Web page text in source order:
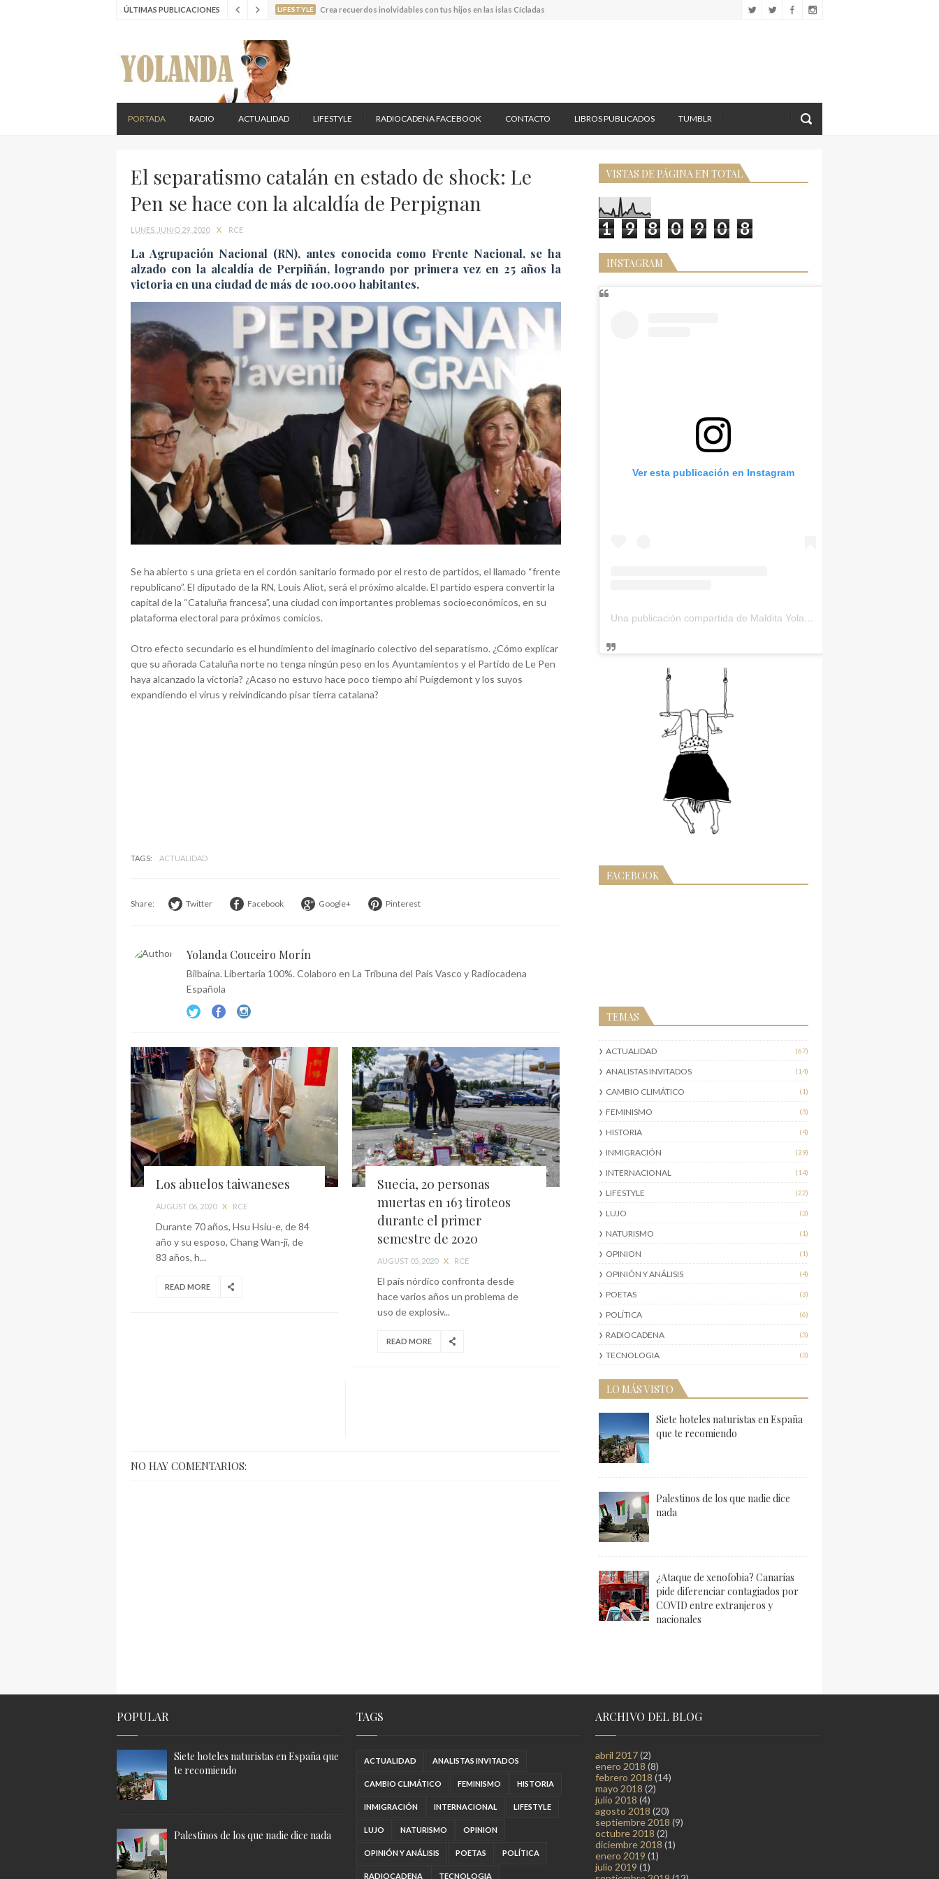
ÚLTIMAS PUBLICACIONES LIFESTYLE Crea recuerdos inolvidables con tus hijos en las islas Cícladas
LUJO
LIFESTYLE
PORTADA RADIO ACTUALIDAD LIFESTYLE RADIOCADENA FACEBOOK CONTACTO LIBROS PUBLICADOS TUMBLR
El separatismo catalán en estado de shock: Le
Pen se hace con la alcaldía de Perpignan
LUNES, JUNIO 29, 2020 X RCE
La Agrupación Nacional (RN), antes conocida como Frente Nacional, se ha
alzado con la alcaldía de Perpiñán, logrando por primera vez en 25 años la
victoria en una ciudad de más de 100.000 habitantes.
Se ha abierto s una grieta en el cordón sanitario formado por el resto de partidos, el llamado “frente
republicano”. El diputado de la RN, Louis Aliot, será el próximo alcalde. El partido espera convertir la
capital de la “Cataluña francesa”, una ciudad con importantes problemas socioeconómicos, en su
plataforma electoral para próximos comicios.
Otro efecto secundario es el hundimiento del imaginario colectivo del separatismo. ¿Cómo explicar
que su añorada Cataluña norte no tenga ningún peso en los Ayuntamientos y el Partido de Le Pen
haya alcanzado la victoria? ¿Acaso no estuvo hace poco tiempo ahí Puigdemont y los suyos
expandiendo el virus y reivindicando pisar tierra catalana?
TAGS: ACTUALIDAD
Share: Twitter Facebook Google+ Pinterest
Yolanda Couceiro Morín
Bilbaína. Libertaria 100%. Colaboro en La Tribuna del País Vasco y Radiocadena
Española
Los abuelos taiwaneses
AUGUST 06, 2020 X RCE
Durante 70 años, Hsu Hsiu-e, de 84
año y su esposo, Chang Wan-ji, de
83 años, h...
READ MORE
Suecia, 20 personas
muertas en 163 tiroteos
durante el primer
semestre de 2020
AUGUST 05, 2020 X RCE
El país nórdico confronta desde
hace varios años un problema de
uso de explosiv...
READ MORE
NO HAY COMENTARIOS:
VISTAS DE PÁGINA EN TOTAL
1 9 8 0 9 0 8
INSTAGRAM
Ver esta publicación en Instagram
Una publicación compartida de Maldita Yolanda (@malditayolanda)
FACEBOOK
TEMAS
ACTUALIDAD (67)
ANALISTAS INVITADOS (14)
CAMBIO CLIMÁTICO (1)
FEMINISMO (3)
HISTORIA (4)
INMIGRACIÓN (39)
INTERNACIONAL (14)
LIFESTYLE (22)
LUJO (3)
NATURISMO (1)
OPINION (1)
OPINIÓN Y ANÁLISIS (4)
POETAS (3)
POLÍTICA (6)
RADIOCADENA (3)
TECNOLOGIA (3)
LO MÁS VISTO
Siete hoteles naturistas en España
que te recomiendo
Palestinos de los que nadie dice
nada
¿Ataque de xenofobia? Canarias
pide diferenciar contagiados por
COVID entre extranjeros y
nacionales
POPULAR
Siete hoteles naturistas en España que
te recomiendo
Palestinos de los que nadie dice nada
TAGS
ACTUALIDAD ANALISTAS INVITADOS
CAMBIO CLIMÁTICO FEMINISMO HISTORIA
INMIGRACIÓN INTERNACIONAL LIFESTYLE
LUJO NATURISMO OPINION
OPINIÓN Y ANÁLISIS POETAS POLÍTICA
RADIOCADENA TECNOLOGIA
ARCHIVO DEL BLOG
abril 2017(2)
enero 2018 (8)
febrero 2018 (14)
mayo 2018 (2)
julio 2018 (4)
agosto 2018 (20)
septiembre 2018 (9)
octubre 2018 (2)
diciembre 2018 (1)
enero 2019 (1)
julio 2019 (1)